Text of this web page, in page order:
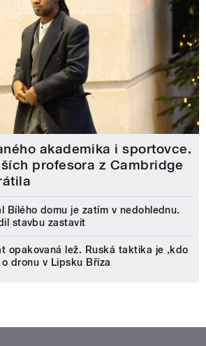
akademika i sportovce.
profesora z Cambridge
Bílého domu je zatím v nedohlednu.
stavbu zastavit
opakovaná lež. Ruská taktika je ‚kdo
dronu v Lipsku Bříza